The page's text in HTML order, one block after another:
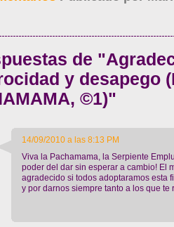
de
y desapego
©1)"
14/09/2010 a las 8:13 PM
Viva la Pachamama, la Serpiente
poder del dar sin esperar a cambio! El
agradecido si todos adoptaramos esta
y por darnos siempre tanto a los que te